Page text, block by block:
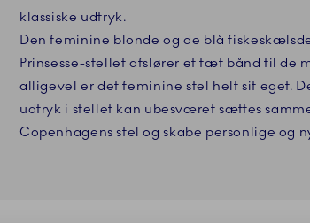
klassiske udtryk.
Den feminine blonde og de blå
Prinsesse-stellet afslører et tæt bånd til de
alligevel er det feminine stel helt sit eget.
udtryk i stellet kan ubesværet sættes
Copenhagens stel og skabe personlige og